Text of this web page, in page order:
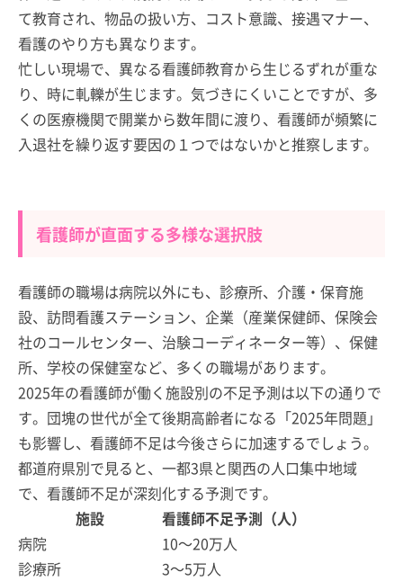
て教育され、物品の扱い方、コスト意識、接遇マナー、
看護のやり方も異なります。
忙しい現場で、異なる看護師教育から生じるずれが重な
り、時に軋轢が生じます。気づきにくいことですが、多
くの医療機関で開業から数年間に渡り、看護師が頻繁に
入退社を繰り返す要因の１つではないかと推察します。
看護師が直面する多様な選択肢
看護師の職場は病院以外にも、診療所、介護・保育施
設、訪問看護ステーション、企業（産業保健師、保険会
社のコールセンター、治験コーディネーター等）、保健
所、学校の保健室など、多くの職場があります。
2025年の看護師が働く施設別の不足予測は以下の通りで
す。団塊の世代が全て後期高齢者になる「2025年問題」
も影響し、看護師不足は今後さらに加速するでしょう。
都道府県別で見ると、一都3県と関西の人口集中地域
で、看護師不足が深刻化する予測です。
施設
看護師不足予測（人）
病院
10～20万人
診療所
3～5万人